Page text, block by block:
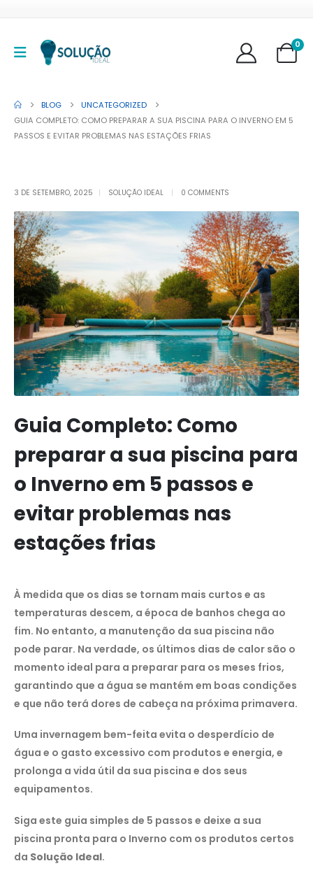
0
BLOG
UNCATEGORIZED
GUIA COMPLETO: COMO PREPARAR A SUA PISCINA PARA O INVERNO EM 5
PASSOS E EVITAR PROBLEMAS NAS ESTAÇÕES FRIAS
3 DE SETEMBRO, 2025 SOLUÇÃO IDEAL 0 COMMENTS
Guia Completo: Como
preparar a sua piscina para
o Inverno em 5 passos e
evitar problemas nas
estações frias
À medida que os dias se tornam mais curtos e as
temperaturas descem, a época de banhos chega ao
fim. No entanto, a manutenção da sua piscina não
pode parar. Na verdade, os últimos dias de calor são o
momento ideal para a preparar para os meses frios,
garantindo que a água se mantém em boas condições
e que não terá dores de cabeça na próxima primavera.
Uma invernagem bem-feita evita o desperdício de
água e o gasto excessivo com produtos e energia, e
prolonga a vida útil da sua piscina e dos seus
equipamentos.
Siga este guia simples de 5 passos e deixe a sua
piscina pronta para o Inverno com os produtos certos
da Solução Ideal.